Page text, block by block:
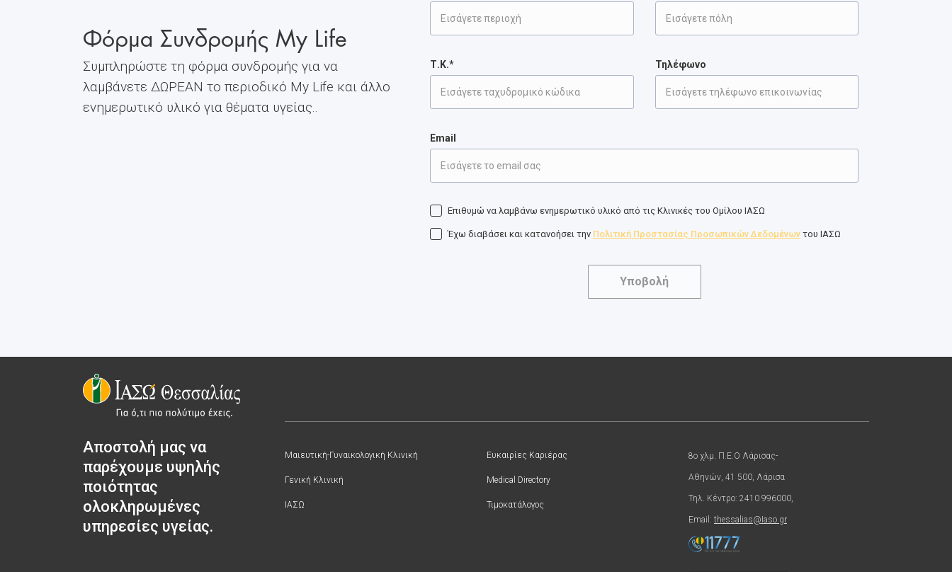
Φόρμα Συνδρομής My Life
Συμπληρώστε τη φόρμα συνδρομής για να
λαμβάνετε ΔΩΡΕΑΝ το περιοδικό My Life και άλλο
ενημερωτικό υλικό για θέματα υγείας..
Τ.Κ.* Τηλέφωνο
Email
Επιθυμώ να λαμβάνω ενημερωτικό υλικό από τις Κλινικές του Ομίλου ΙΑΣΩ
Έχω διαβάσει και κατανοήσει την Πολιτική Προστασίας Προσωπικών Δεδομένων του ΙΑΣΩ
Υποβολή
Αποστολή μας να
παρέχουμε υψηλής
ποιότητας
ολοκληρωμένες
υπηρεσίες υγείας.
Μαιευτική-Γυναικολογική Κλινική
Γενική Κλινική
ΙΑΣΩ
Ευκαιρίες Καριέρας
Medical Directory
Τιμοκατάλογος
8ο χλμ. Π.Ε.Ο Λάρισας-
Αθηνών, 41 500, Λάρισα
Τηλ. Κέντρο: 2410 996000,
Email: thessalias@Iaso.gr